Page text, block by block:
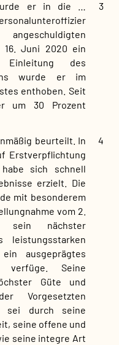
3
er in die …
16. Juni 2020 ein
Einleitung des
wurde er im
enthoben. Seit
um 30 Prozent
4
beurteilt. In
Erstverpflichtung
sich schnell
erzielt. Die
mit besonderem
vom 2.
nächster
leistungsstarken
ausgeprägtes
verfüge. Seine
Güte und
Vorgesetzten
sei durch seine
seine offene und
seine integre Art